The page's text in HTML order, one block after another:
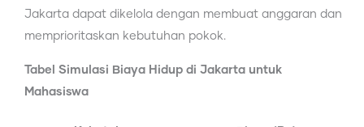
Jakarta dapat dikelola dengan membuat anggaran dan
memprioritaskan kebutuhan pokok.
Tabel Simulasi Biaya Hidup di Jakarta untuk
Mahasiswa